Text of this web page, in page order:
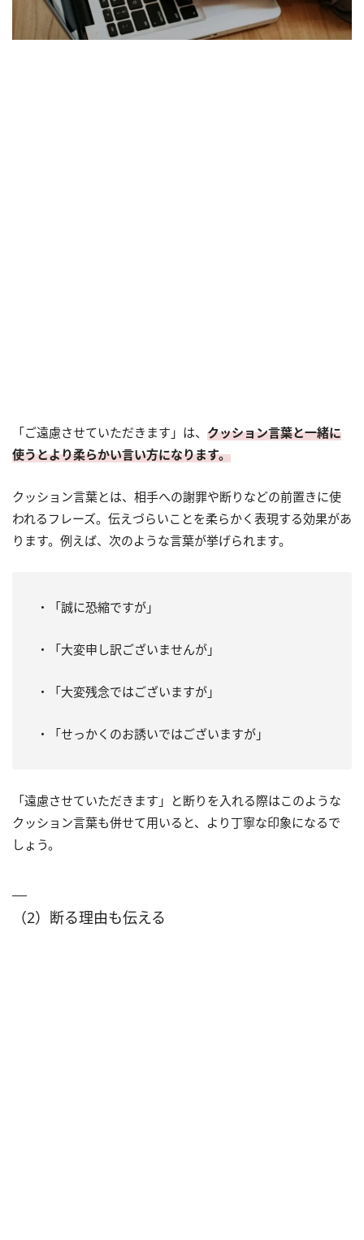
「ご遠慮させていただきます」は、 クッション言葉と一緒に
使うとより柔らかい言い方になります。
クッション言葉とは、相手への謝罪や断りなどの前置きに使
われるフレーズ。伝えづらいことを柔らかく表現する効果があ
ります。例えば、次のような言葉が挙げられます。
・「誠に恐縮ですが」
・「大変申し訳ございませんが」
・「大変残念ではございますが」
・「せっかくのお誘いではございますが」
「遠慮させていただきます」と断りを入れる際はこのような
クッション言葉も併せて用いると、より丁寧な印象になるで
しょう。
（2）断る理由も伝える